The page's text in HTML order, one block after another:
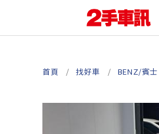
首頁 找好車 BENZ/賓士